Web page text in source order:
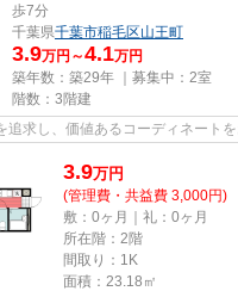
歩7分
千葉県千葉市稲毛区山王町
3.9万円～4.1万円
築年数：築29年 ｜募集中： 2室
階数：3階建
追求し、価値あるコーディネート
3.9万円
(管理費・共益費 3,000円)
敷：0ヶ月｜礼：0ヶ月
所在階：2階
間取り：1K
面積：23.18㎡